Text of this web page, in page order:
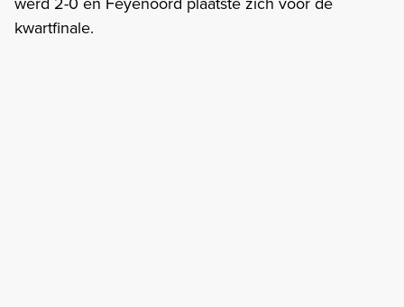
kwartfinale.